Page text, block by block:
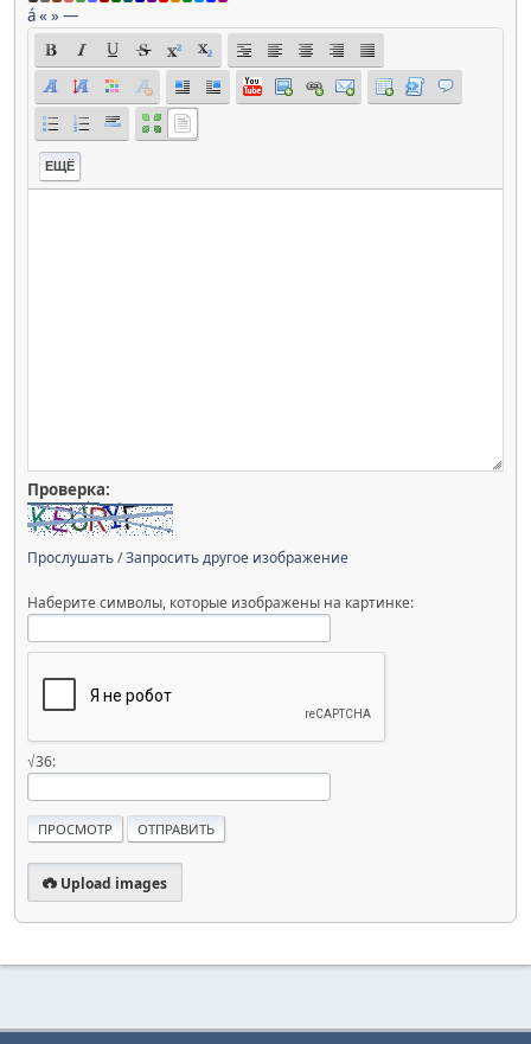
á« »—
ЕЩЁ
Проверка:
Прослушать/Запросить другое изображение
Наберите символы, которые изображены на картинке:
√36:
Upload images